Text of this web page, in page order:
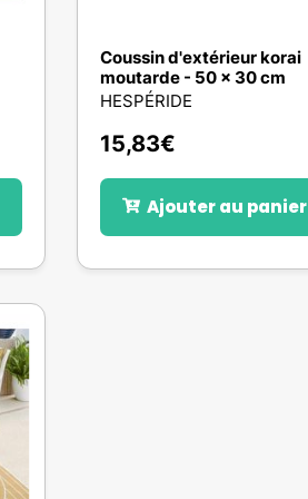
Coussin d'extérieur korai
moutarde - 50 x 30 cm
HESPÉRIDE
15,83€
Ajouter au panier